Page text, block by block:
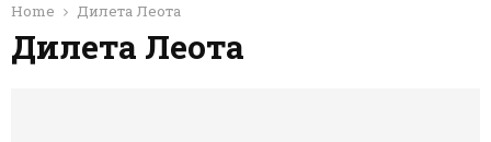
Home Дилета Леота
Дилета Леота